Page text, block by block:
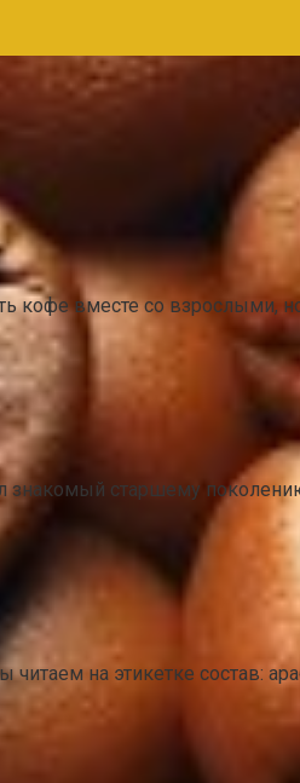
кофе вместе со взрослыми,
старшему
на этикетке состав: